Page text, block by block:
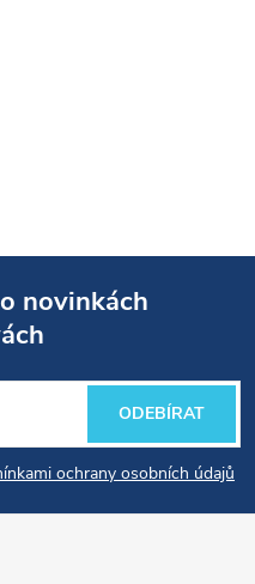
novinkách
ochrany osobních údajů
ODEBÍRAT